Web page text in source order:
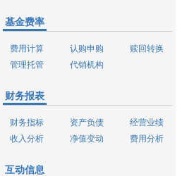
基金费率
费用计算 认购申购
赎回转换
管理托管
代销机构
财务报表
财务指标 资产负债
经营业绩
收入分析
净值变动 费用分析
互动信息